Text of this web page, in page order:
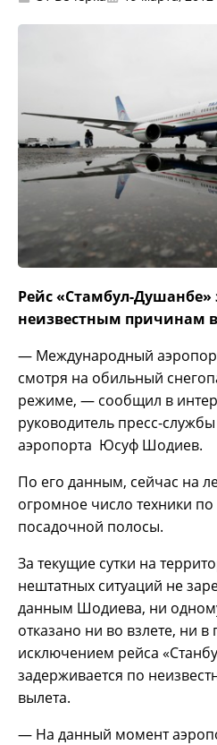
Рейс «Стамбул-Душанбе»
неизвестным причинам
— Международный
смотря на обильный
режиме, — сообщил в
руководитель пресс-
аэропорта Юсуф Шодиев.
По его данным, сейчас на
огромное число техники по
посадочной полосы.
За текущие сутки на
нештатных ситуаций не
данным Шодиева, ни
отказано ни во взлете, ни в
исключением рейса
задерживается по
вылета.
— На данный момент